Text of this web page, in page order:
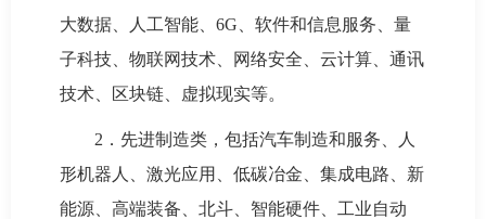
大数据、人工智能、6G、软件和信息服务、量
子科技、物联网技术、网络安全、云计算、通讯
技术、区块链、虚拟现实等。
2．先进制造类，包括汽车制造和服务、人
形机器人、激光应用、低碳冶金、集成电路、新
能源、高端装备、北斗、智能硬件、工业自动